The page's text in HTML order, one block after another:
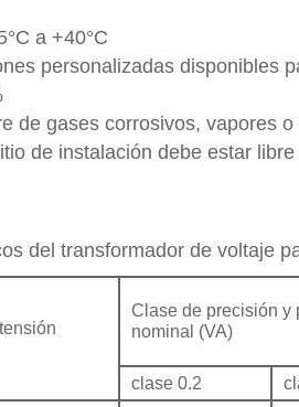
a +40°C
personalizadas disponibles
de gases corrosivos, vapores
de instalación debe estar
del transformador de voltaje
Clase de precisión y
nominal (VA)
clase 0.2